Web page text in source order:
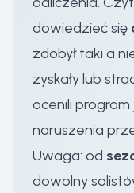
dowiedzieć się
zdobył taki a
zyskały lub
ocenili program
naruszenia
Uwaga: od
dowolny